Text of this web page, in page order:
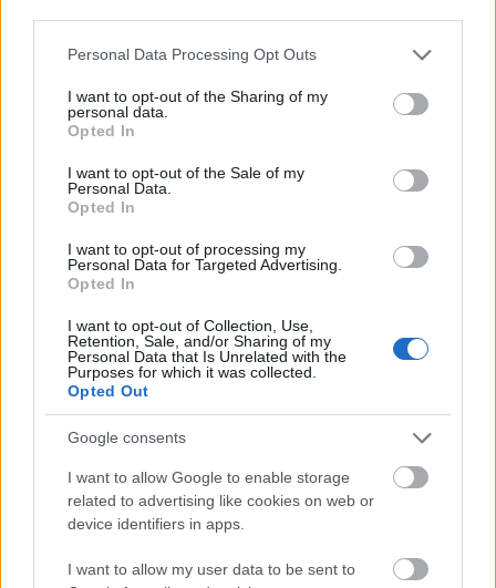
Please note that this website/app uses one or more Google
not limited to your visit or usage behaviour. You may click to
grant or deny consent to Google and its third-party tags to
use your data for below specified purposes in below Google
consent section.
Personal Data Processing Opt Outs
I want to opt-out of the Sharing of my
personal data.
Opted In
I want to opt-out of the Sale of my
Personal Data.
Opted In
I want to opt-out of processing my
Personal Data for Targeted Advertising.
Opted In
I want to opt-out of Collection, Use,
Retention, Sale, and/or Sharing of my
Personal Data that Is Unrelated with the
Purposes for which it was collected.
Opted Out
Google consents
I want to allow Google to enable storage
related to advertising like cookies on web or
device identifiers in apps.
I want to allow my user data to be sent to
A Tokió és Nagoya közötti maglevvel a 341
kilométeres úton a menetidő 40 percre csökken
Hozzávetőlegesen a Győr-Debrecen vasútvonal...
Kína felkapott cyberpunk
városa: Csungking
BY:BARANYI ESZTER2026. JÚL 02.
Csungking Kína közepén található és sokak számára
által felkapott úti cél, ezt megkönnyíti a közvetlen